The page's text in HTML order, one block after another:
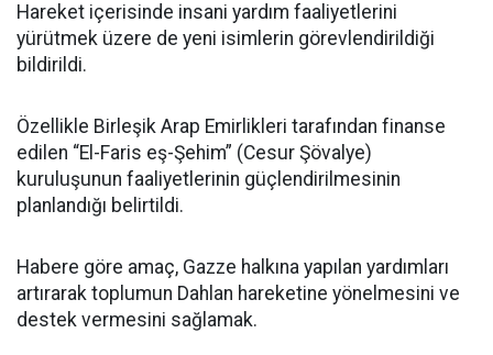
Hareket içerisinde insani yardım faaliyetlerini
yürütmek üzere de yeni isimlerin görevlendirildiği
bildirildi.
Özellikle Birleşik Arap Emirlikleri tarafından finanse
edilen “El-Faris eş-Şehim” (Cesur Şövalye)
kuruluşunun faaliyetlerinin güçlendirilmesinin
planlandığı belirtildi.
Habere göre amaç, Gazze halkına yapılan yardımları
artırarak toplumun Dahlan hareketine yönelmesini ve
destek vermesini sağlamak.